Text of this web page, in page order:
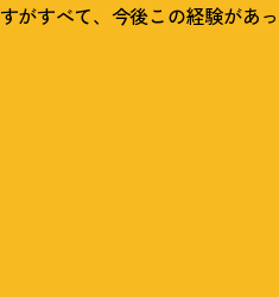
がすべて、今後この経験があっ